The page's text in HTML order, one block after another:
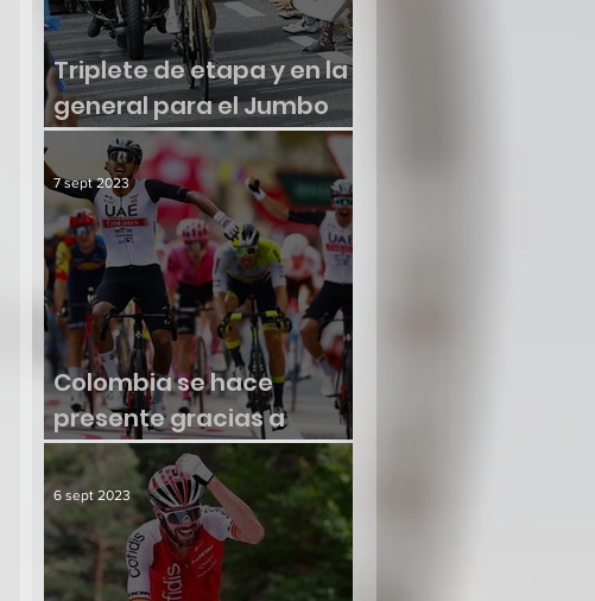
Triplete de etapa y en la
general para el Jumbo
Visma
Colombia se hace
presente gracias a
Molano
7 sept 2023
6 sept 2023